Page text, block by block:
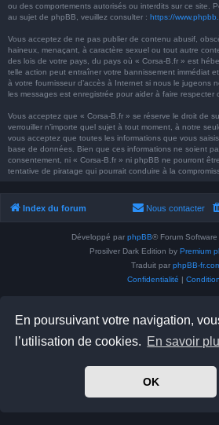
En poursuivant votre navigation,
l’utilisation de cookies. En savoir
OK
ou des comportements autorisés ou interdits sur ce site.
au sujet de phpBB, veuillez consulter : https://
Vous acceptez de ne pas publier de contenu abusif,
haineux, menaçant, à caractère sexuel ou tout autre
des lois de votre pays, du pays où « Corsa-B.fr » est
telle action peut entraîner votre bannissement immédiat
à votre fournisseur d’accès à Internet si nous le jugeons
les messages est enregistrée pour aider à faire respecter
Vous acceptez que « Corsa-B.fr » se réserve le droit de
verrouiller n’importe quel sujet à tout moment, à notre
vous acceptez que toutes les informations que vous
base de données. Bien que ces informations ne soient
consentement, ni « Corsa-B.fr » ni phpBB ne pourront
tentative de piratage qui pourrait conduire à la
Index du forum Nous contacter
Développé par phpBB® Forum
Prosilver Dark Edition by Premium
Traduit par phpBB-
Confidentialité |